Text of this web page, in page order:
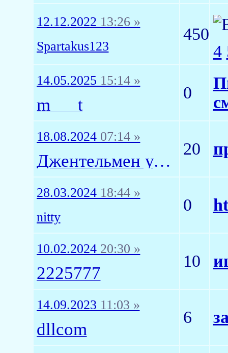
12.12.2022 13:26 »
Spartakus123
450
4
14.05.2025 15:14 »
m___t
0
18.08.2024 07:14 »
Джентельмен удачи
20
28.03.2024 18:44 »
nitty
0
10.02.2024 20:30 »
2225777
10
14.09.2023 11:03 »
dllcom
6